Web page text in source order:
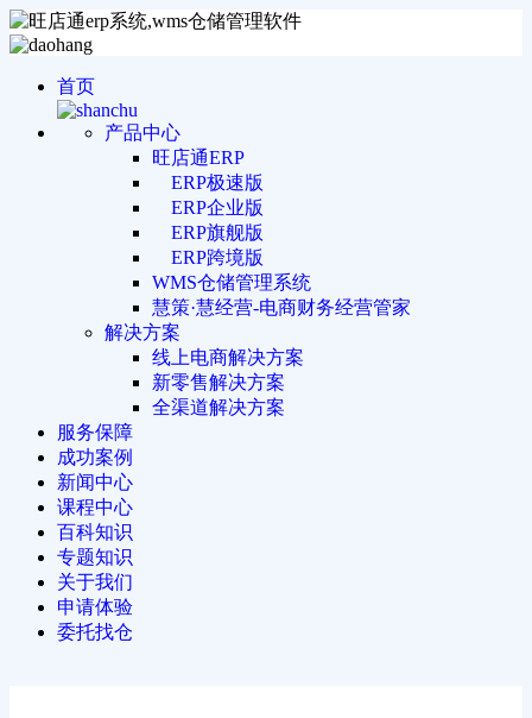
首页
产品中心
旺店通ERP
ERP极速版
ERP企业版
ERP旗舰版
ERP跨境版
WMS仓储管理系统
慧策·慧经营-电商财务经营管家
解决方案
线上电商解决方案
新零售解决方案
全渠道解决方案
服务保障
成功案例
新闻中心
课程中心
百科知识
专题知识
关于我们
申请体验
委托找仓